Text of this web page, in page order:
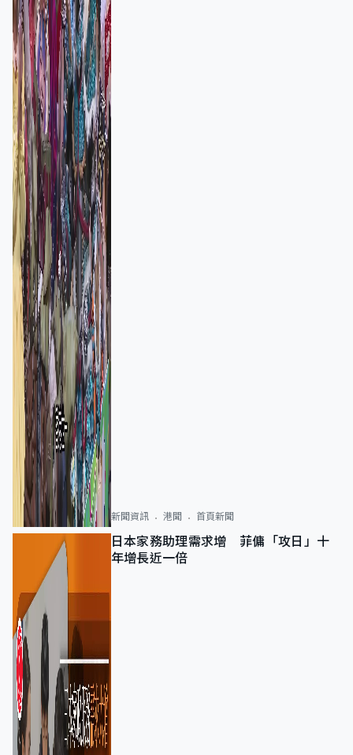
新聞資訊 港聞 首頁新聞
日本家務助理需求增 菲傭「攻日」十
年增長近一倍